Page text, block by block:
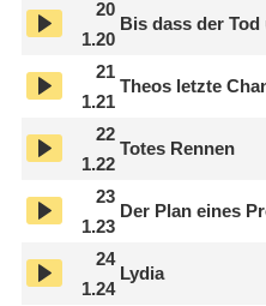
20
1.20
Bis dass der
21
1.21
Theos letzte
22
1.22
Totes Rennen
23
1.23
Der Plan eines
24
1.24
Lydia